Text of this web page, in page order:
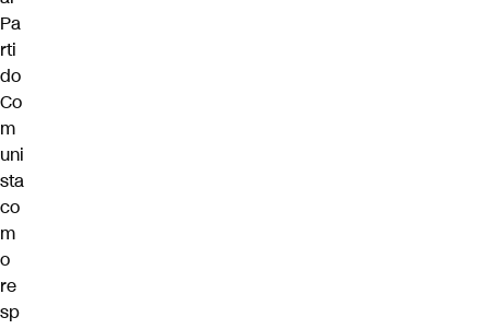
Pa
rti
do
Co
m
uni
sta
co
m
o
re
sp